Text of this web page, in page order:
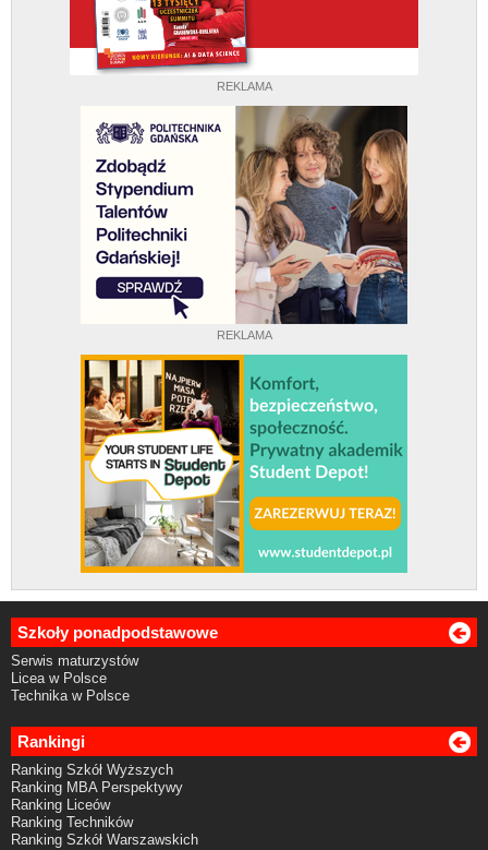
REKLAMA
REKLAMA
Szkoły ponadpodstawowe
Serwis maturzystów
Licea w Polsce
Technika w Polsce
Rankingi
Ranking Szkół Wyższych
Ranking MBA Perspektywy
Ranking Liceów
Ranking Techników
Ranking Szkół Warszawskich